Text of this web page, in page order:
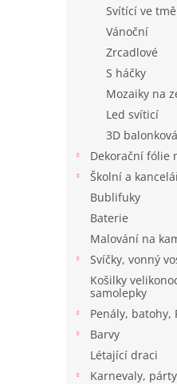
Svítící ve tmě
Vánoční
Zrcadlové
S háčky
Mozaiky na
Led svíticí
3D balonková
Dekorační fólie
Školní a
Bublifuky
Baterie
Malování na
Svíčky, vonný
Košilky
samolepky
Penály, batohy,
Barvy
Létající draci
Karnevaly,